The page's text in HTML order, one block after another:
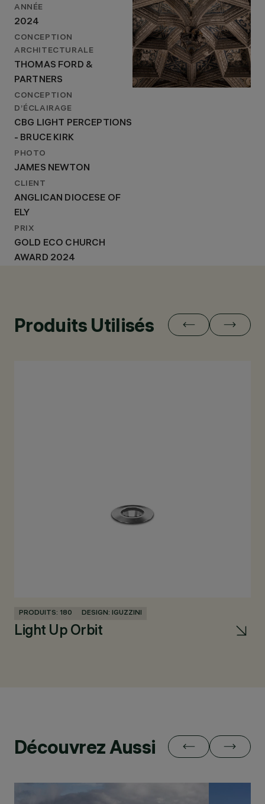
ANNÉE
2024
CONCEPTION
ARCHITECTURALE
THOMAS FORD &
PARTNERS
CONCEPTION
D’ÉCLAIRAGE
CBG LIGHT PERCEPTIONS
- BRUCE KIRK
PHOTO
JAMES NEWTON
CLIENT
ANGLICAN DIOCESE OF
ELY
PRIX
GOLD ECO CHURCH
AWARD 2024
Produits Utilisés
PRODUITS: 180 DESIGN: IGUZZINI
Light Up Orbit
Découvrez Aussi